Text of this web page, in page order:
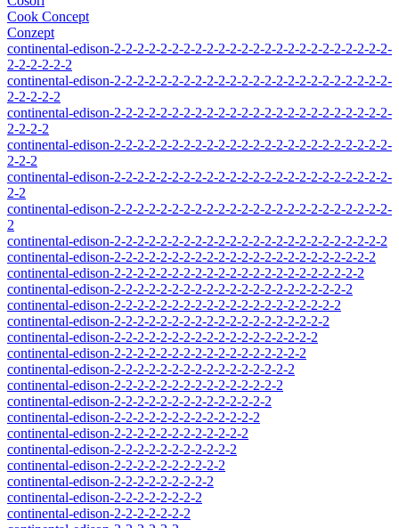
Cook Concept
Conzept
continental-edison-2-2-2-2-2-2-2-2-2-2-2-2-2-2-2-2-2-2-2-2-2-2-2-2-
2-2-2-2-2-2
continental-edison-2-2-2-2-2-2-2-2-2-2-2-2-2-2-2-2-2-2-2-2-2-2-2-2-
2-2-2-2-2
continental-edison-2-2-2-2-2-2-2-2-2-2-2-2-2-2-2-2-2-2-2-2-2-2-2-2-
2-2-2-2
continental-edison-2-2-2-2-2-2-2-2-2-2-2-2-2-2-2-2-2-2-2-2-2-2-2-2-
2-2-2
continental-edison-2-2-2-2-2-2-2-2-2-2-2-2-2-2-2-2-2-2-2-2-2-2-2-2-
2-2
continental-edison-2-2-2-2-2-2-2-2-2-2-2-2-2-2-2-2-2-2-2-2-2-2-2-2-
2
continental-edison-2-2-2-2-2-2-2-2-2-2-2-2-2-2-2-2-2-2-2-2-2-2-2-2
continental-edison-2-2-2-2-2-2-2-2-2-2-2-2-2-2-2-2-2-2-2-2-2-2-2
continental-edison-2-2-2-2-2-2-2-2-2-2-2-2-2-2-2-2-2-2-2-2-2-2
continental-edison-2-2-2-2-2-2-2-2-2-2-2-2-2-2-2-2-2-2-2-2-2
continental-edison-2-2-2-2-2-2-2-2-2-2-2-2-2-2-2-2-2-2-2-2
continental-edison-2-2-2-2-2-2-2-2-2-2-2-2-2-2-2-2-2-2-2
continental-edison-2-2-2-2-2-2-2-2-2-2-2-2-2-2-2-2-2-2
continental-edison-2-2-2-2-2-2-2-2-2-2-2-2-2-2-2-2-2
continental-edison-2-2-2-2-2-2-2-2-2-2-2-2-2-2-2-2
continental-edison-2-2-2-2-2-2-2-2-2-2-2-2-2-2-2
continental-edison-2-2-2-2-2-2-2-2-2-2-2-2-2-2
continental-edison-2-2-2-2-2-2-2-2-2-2-2-2-2
continental-edison-2-2-2-2-2-2-2-2-2-2-2-2
continental-edison-2-2-2-2-2-2-2-2-2-2-2
continental-edison-2-2-2-2-2-2-2-2-2-2
continental-edison-2-2-2-2-2-2-2-2-2
continental-edison-2-2-2-2-2-2-2-2
continental-edison-2-2-2-2-2-2-2